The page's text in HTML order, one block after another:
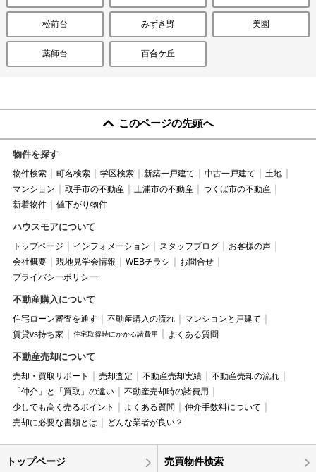
松前台 みずき野 美園
薬師台 百合ケ丘
このページの先頭へ
物件を探す
物件検索 町名検索 学区検索 新築一戸建て 中古一戸建て
土地
マンション
取手市の不動産 土浦市の不動産
つくば市の不動産
新着物件
値下がり物件
ハウスモアについて
トップページ インフォメーション スタッフブログ
お客様の声
会社概要
現地見学会情報 WEBチラシ
お問合せ
プライバシーポリシー
不動産購入について
住宅ローン審査を通す 不動産購入の流れ
マンションと戸建て
賃貸vs持ち家
住宅取得時にかかる諸費用 よくある質問
不動産売却について
売却・買取サポート 売却査定 不動産売却実績
不動産売却の流れ
「仲介」と「買取」の違い
不動産売却時の諸費用
少しでも高く売るポイント
よくある質問
仲介手数料について
売却に必要な書類とは
どんな業者が良い？
トップページ 売買物件検索